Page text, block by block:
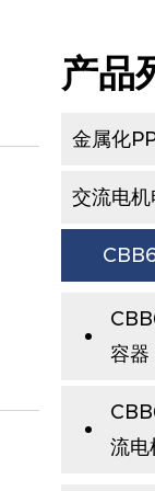
产品
金属化
交流电
容器
流电